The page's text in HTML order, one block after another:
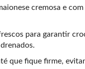
cremosa e
para garantir
que fique firme,